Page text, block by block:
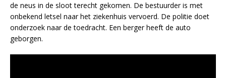
de neus in de sloot terecht gekomen. De bestuurder is met
onbekend letsel naar het ziekenhuis vervoerd. De politie doet
onderzoek naar de toedracht. Een berger heeft de auto
geborgen.